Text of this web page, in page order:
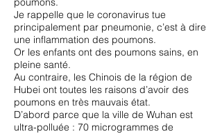
Je rappelle que le coronavirus tue
principalement par pneumonie, c’est à dire
une inflammation des poumons.
Or les enfants ont des poumons sains, en
pleine santé.
Au contraire, les Chinois de la région de
Hubei ont toutes les raisons d’avoir des
poumons en très mauvais état.
D’abord parce que la ville de Wuhan est
ultra-polluée : 70 microgrammes de